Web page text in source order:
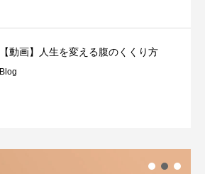
【動画】人生を変える腹のくくり方
Blog